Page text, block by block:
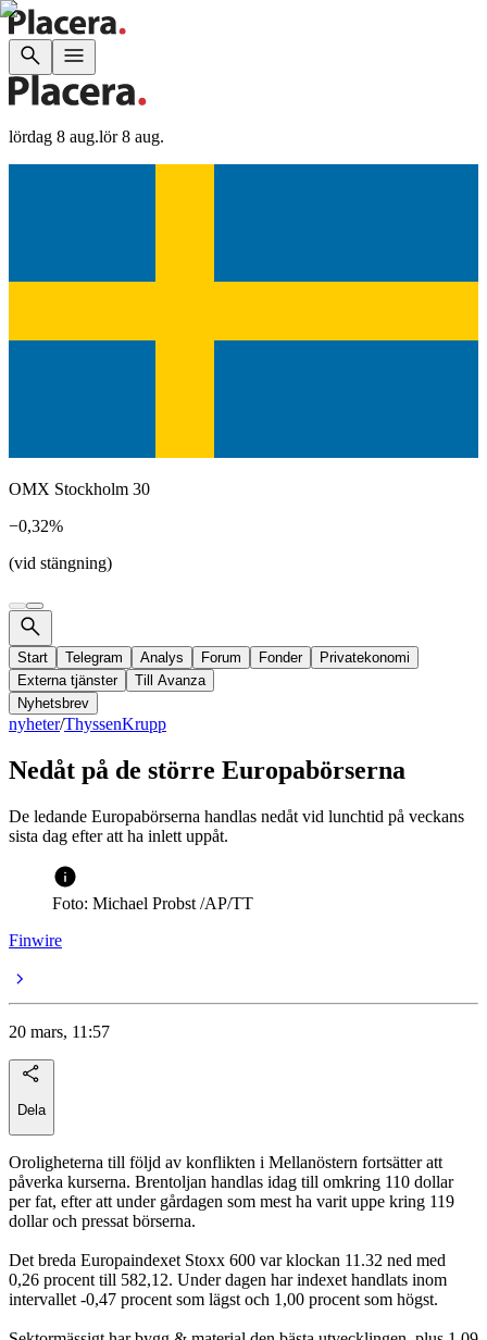
lördag 8 aug.lör 8 aug.
OMX Stockholm 30
−0,32%
(vid stängning)
Start Telegram Analys Forum Fonder
Privatekonomi
Externa tjänster
Till Avanza
Nyhetsbrev
nyheter/ThyssenKrupp
Nedåt på de större Europabörserna
De ledande Europabörserna handlas nedåt vid lunchtid på veckans
sista dag efter att ha inlett uppåt.
Foto: Michael Probst /AP/TT
Finwire
20 mars, 11:57
Dela
Oroligheterna till följd av konflikten i Mellanöstern fortsätter att
påverka kurserna. Brentoljan handlas idag till omkring 110 dollar
per fat, efter att under gårdagen som mest ha varit uppe kring 119
dollar och pressat börserna.
Det breda Europaindexet Stoxx 600 var klockan 11.32 ned med
0,26 procent till 582,12. Under dagen har indexet handlats inom
intervallet -0,47 procent som lägst och 1,00 procent som högst.